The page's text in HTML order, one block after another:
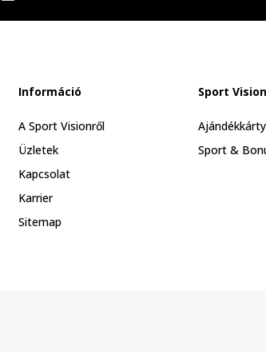
Információ
A Sport Visionről
Üzletek
Kapcsolat
Karrier
Sitemap
Sport
Sport &